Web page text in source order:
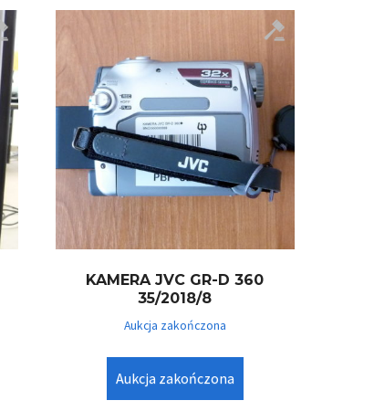
KAMERA JVC GR-D 360
35/2018/8
Aukcja zakończona
Aukcja zakończona